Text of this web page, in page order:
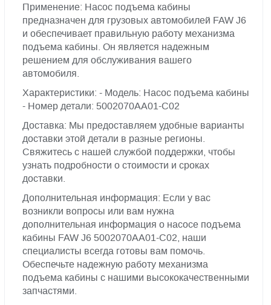
Применение: Насос подъема кабины
предназначен для грузовых автомобилей FAW J6
и обеспечивает правильную работу механизма
подъема кабины. Он является надежным
решением для обслуживания вашего
автомобиля.
Характеристики: - Модель: Насос подъема кабины
- Номер детали: 5002070AA01-C02
Доставка: Мы предоставляем удобные варианты
доставки этой детали в разные регионы.
Свяжитесь с нашей службой поддержки, чтобы
узнать подробности о стоимости и сроках
доставки.
Дополнительная информация: Если у вас
возникли вопросы или вам нужна
дополнительная информация о насосе подъема
кабины FAW J6 5002070AA01-C02, наши
специалисты всегда готовы вам помочь.
Обеспечьте надежную работу механизма
подъема кабины с нашими высококачественными
запчастями.